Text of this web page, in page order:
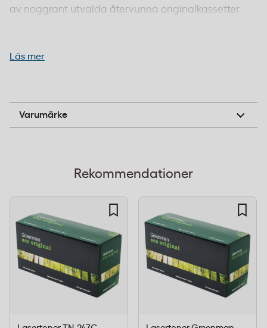
av noggrant utvalda återvunna originalkassetter
kvalitetskontroller enligt ISO 9001 och ISO 14001
Svart färg för skarpa utskrifter
ekonomi
Klimatkompenserad frakt inom Sverige
Kvalitetssäkrad enligt ISO-standarder
Tekniska Specifikationer
Tillverkare
Greenman
Originalnummer
EAN / GTIN 7332568110765.0
Läs mer
Varumärke
Greenman
Rekommendationer